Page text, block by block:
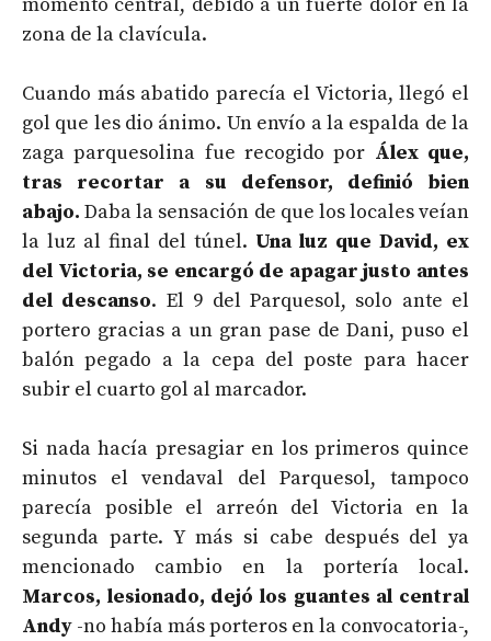
momento central, debido a un fuerte dolor en la
zona de la clavícula.
Cuando más abatido parecía el Victoria, llegó el
gol que les dio ánimo. Un envío a la espalda de la
zaga parquesolina fue recogido por Álex que,
tras recortar a su defensor, definió bien
abajo. Daba la sensación de que los locales veían
la luz al final del túnel. Una luz que David, ex
del Victoria, se encargó de apagar justo antes
del descanso. El 9 del Parquesol, solo ante el
portero gracias a un gran pase de Dani, puso el
balón pegado a la cepa del poste para hacer
subir el cuarto gol al marcador.
Si nada hacía presagiar en los primeros quince
minutos el vendaval del Parquesol, tampoco
parecía posible el arreón del Victoria en la
segunda parte. Y más si cabe después del ya
mencionado cambio en la portería local.
Marcos, lesionado, dejó los guantes al central
Andy -no había más porteros en la convocatoria-,